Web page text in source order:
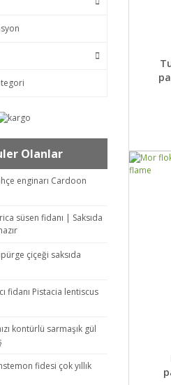
Olanlar
enginarı Cardoon
süsen fidanı | Saksıda
çiçeği saksıda
fidanı Pistacia lentiscus
kontürlü sarmaşık gül
fidesi çok yıllık